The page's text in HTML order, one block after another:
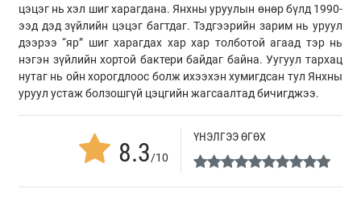
цэцэг нь хэл шиг харагдана. Янхны уруулын өнөр бүлд 1990-
ээд дэд зүйлийн цэцэг багтдаг. Тэдгээрийн зарим нь уруул
дээрээ “яр” шиг харагдах хар хар толботой агаад тэр нь
нэгэн зүйлийн хортой бактери байдаг байна. Уугуул тархац
нутаг нь ойн хорогдлоос болж ихээхэн хумигдсан тул Янхны
уруул устаж болзошгүй цэцгийн жагсаалтад бичигджээ.
8.3/10
ҮНЭЛГЭЭ ӨГӨХ